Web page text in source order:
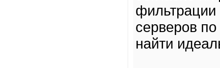
фильтрации
серверов
найти